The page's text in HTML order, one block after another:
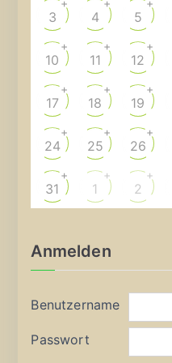
3
+
4
+
5
+
10
+
11
+
12
+
17
+
18
+
19
+
24
+
25
+
26
+
31
+
1
+
2
+
Anmelden
Benutzername
Passwort